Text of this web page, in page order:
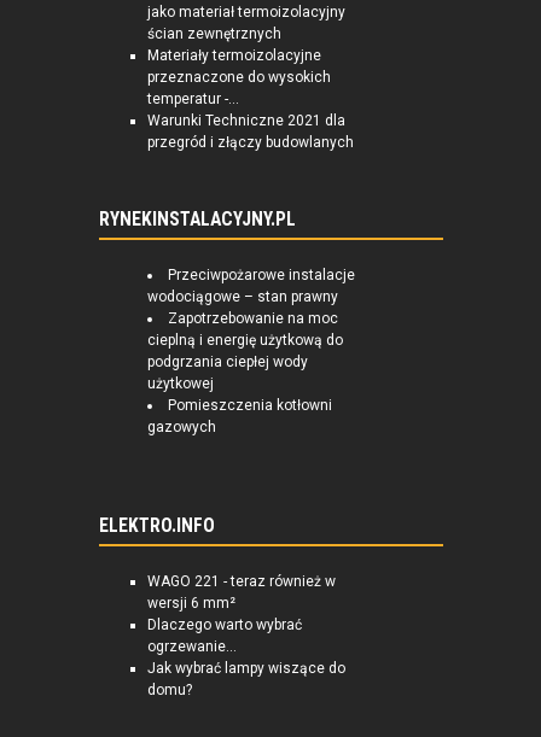
jako materiał termoizolacyjny
ścian zewnętrznych
Materiały termoizolacyjne
przeznaczone do wysokich
temperatur -...
Warunki Techniczne 2021 dla
przegród i złączy budowlanych
RYNEKINSTALACYJNY.PL
Przeciwpożarowe instalacje
wodociągowe – stan prawny
Zapotrzebowanie na moc
cieplną i energię użytkową do
podgrzania ciepłej wody
użytkowej
Pomieszczenia kotłowni
gazowych
ELEKTRO.INFO
WAGO 221 - teraz również w
wersji 6 mm²
Dlaczego warto wybrać
ogrzewanie...
Jak wybrać lampy wiszące do
domu?